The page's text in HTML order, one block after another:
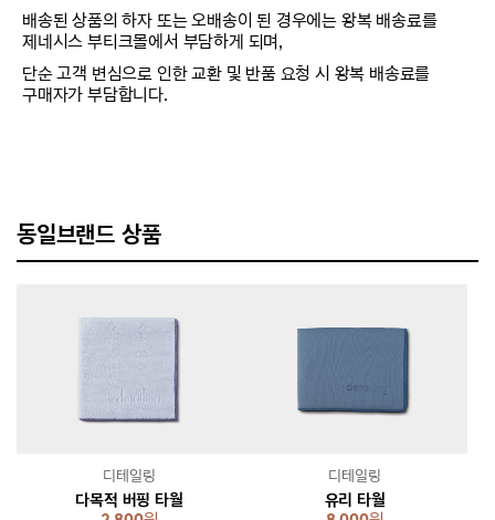
배송된 상품의 하자 또는 오배송이 된 경우에는 왕복 배송료를
제네시스 부티크몰에서 부담하게 되며,
단순 고객 변심으로 인한 교환 및 반품 요청 시 왕복 배송료를
구매자가 부담합니다.
동일브랜드 상품
다목적 버핑 타월
디테일링
유리 타월
디테일링